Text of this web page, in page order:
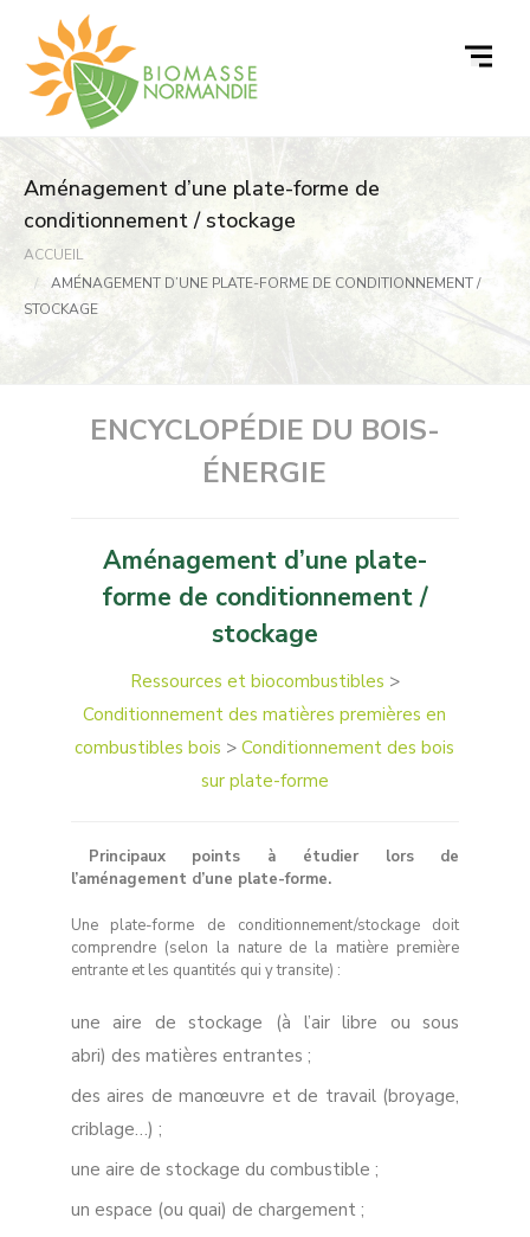
contenu
Aménagement d’une plate-forme de
conditionnement / stockage
ACCUEIL
AMÉNAGEMENT D’UNE PLATE-FORME DE CONDITIONNEMENT /
STOCKAGE
ENCYCLOPÉDIE DU BOIS-
ÉNERGIE
Aménagement d’une plate-
forme de conditionnement /
stockage
Ressources et biocombustibles >
Conditionnement des matières premières en
combustibles bois >Conditionnement des bois
sur plate-forme
Principaux points à étudier lors de
l’aménagement d’une plate-forme.
Une plate-forme de conditionnement/stockage doit
comprendre (selon la nature de la matière première
entrante et les quantités qui y transite) :
une aire de stockage (à l’air libre ou sous
abri) des matières entrantes ;
des aires de manœuvre et de travail (broyage,
criblage…) ;
une aire de stockage du combustible ;
un espace (ou quai) de chargement ;